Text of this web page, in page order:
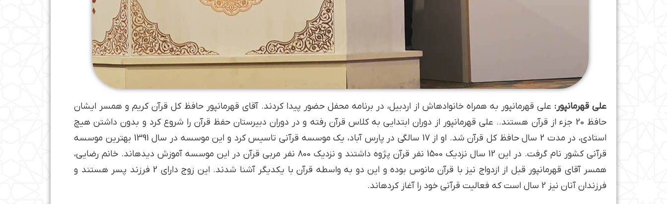
علی قهرمان­پور: علی قهرمان­پور به همراه خانواده­اش از اردبیل، در برنامه محفل حضور پیدا کردند. آقای قهرمان­پور حافظ کل قرآن کریم و همسر ایشان
حافظ 20 جزء از قرآن هستند.. علی قهرمان­پور از دوران ابتدایی به کلاس قرآن رفته و در دوران دبیرستان حفظ قرآن را شروع کرد و بدون داشتن هیچ
استادی، در مدت 2 سال حافظ کل قرآن شد. او از 17 سالگی در پارس آباد، یک موسسه قرآنی تاسیس کرد و این موسسه در سال 1391 بهترین موسسه
قرآنی کشور نام گرفت. در این 12 سال نزدیک 1500 نفر قرآن پژوه داشتند و نزدیک 800 نفر مربی قرآن در این موسسه آموزش دیده­اند. خانم رضایی،
همسر آقای قهرمان­پور قبل از ازدواج نیز با قرآن مانوس بوده و این دو به واسطه قرآن با یکدیگر آشنا شدند. این زوج دارای 2 فرزند پسر هستند و
فرزندان آنان نیز 2 سال است که فعالیت قرآنی خود را آغاز کرده­اند.